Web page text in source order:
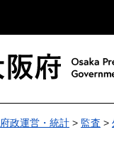
府政運営・統計 > 監査 >